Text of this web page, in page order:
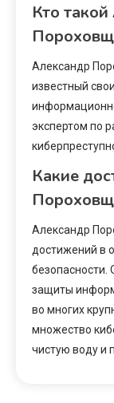
Кто
Александр
известный
экспертом по
Какие
Александр
достижений в
безопасности.
защиты
во многих
множество
чистую воду и